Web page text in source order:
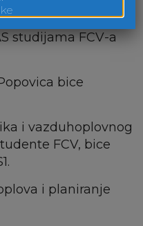
tabla
studijama FCV-a
bice
i vazduhoplovnog
FCV, bice
i planiranje